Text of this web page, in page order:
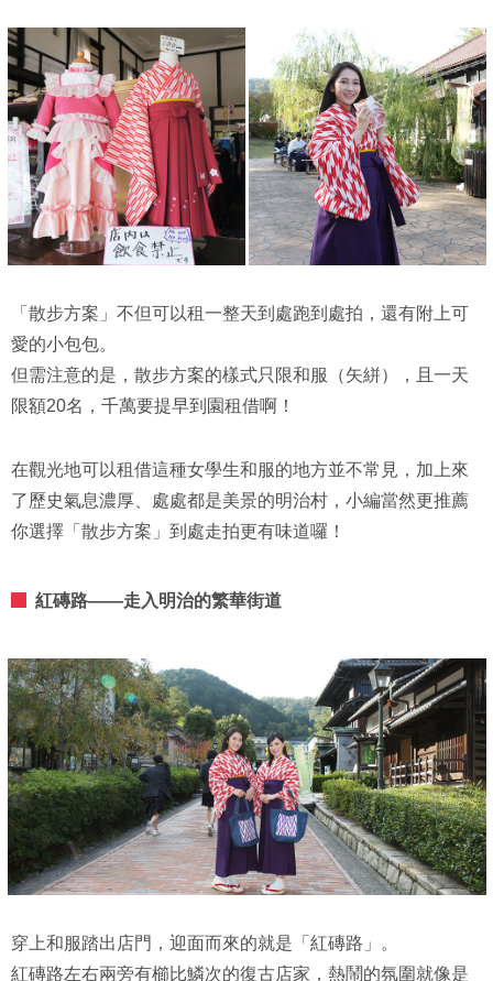
「散步方案」不但可以租一整天到處跑到處拍，還有附上可
愛的小包包。
但需注意的是，散步方案的樣式只限和服（矢絣），且一天
限額20名，千萬要提早到園租借啊！
在觀光地可以租借這種女學生和服的地方並不常見，加上來
了歷史氣息濃厚、處處都是美景的明治村，小編當然更推薦
你選擇「散步方案」到處走拍更有味道囉！
紅磚路——走入明治的繁華街道
穿上和服踏出店門，迎面而來的就是「紅磚路」。
紅磚路左右兩旁有櫛比鱗次的復古店家，熱鬧的氛圍就像是